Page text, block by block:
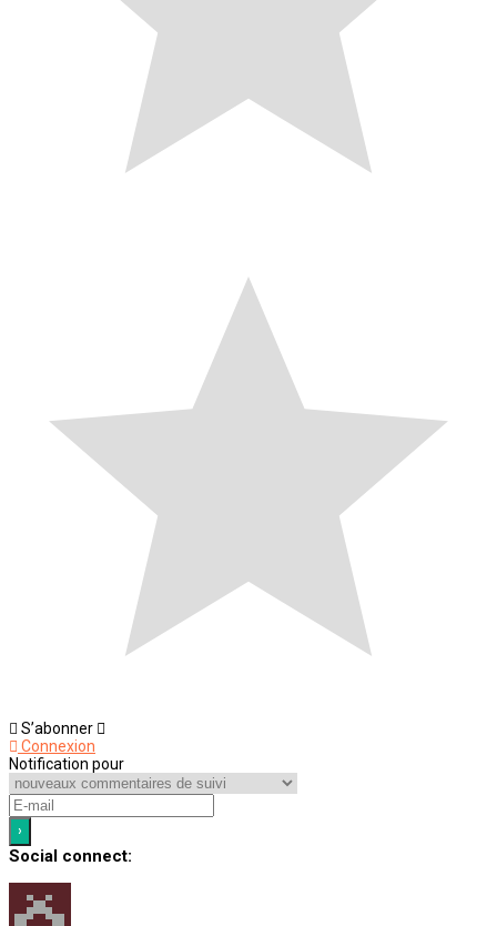
S’abonner
Connexion
Notification pour
Social connect: